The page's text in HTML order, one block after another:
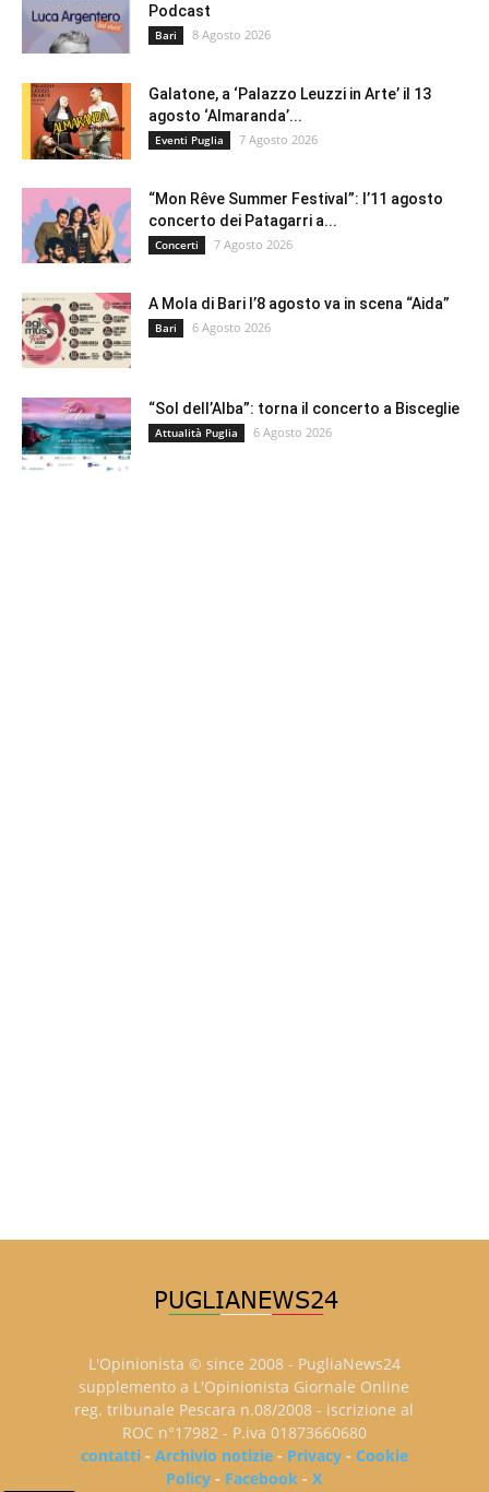
Podcast
Bari 8 Agosto 2026
Galatone, a ‘Palazzo Leuzzi in Arte’ il 13
agosto ‘Almaranda’...
Eventi Puglia 7 Agosto 2026
“Mon Rêve Summer Festival”: l’11 agosto
concerto dei Patagarri a...
Concerti 7 Agosto 2026
A Mola di Bari l’8 agosto va in scena “Aida”
Bari 6 Agosto 2026
“Sol dell’Alba”: torna il concerto a Bisceglie
Attualità Puglia 6 Agosto 2026
L'Opinionista © since 2008 - PugliaNews24
supplemento a L'Opinionista Giornale Online
reg. tribunale Pescara n.08/2008 - iscrizione al
ROC n°17982 - P.iva 01873660680
contatti- Archivio notizie- Privacy- Cookie
Policy - Facebook -X